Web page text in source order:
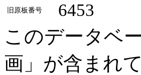
旧原板番号 6453
このデータベ
画」が含まれ